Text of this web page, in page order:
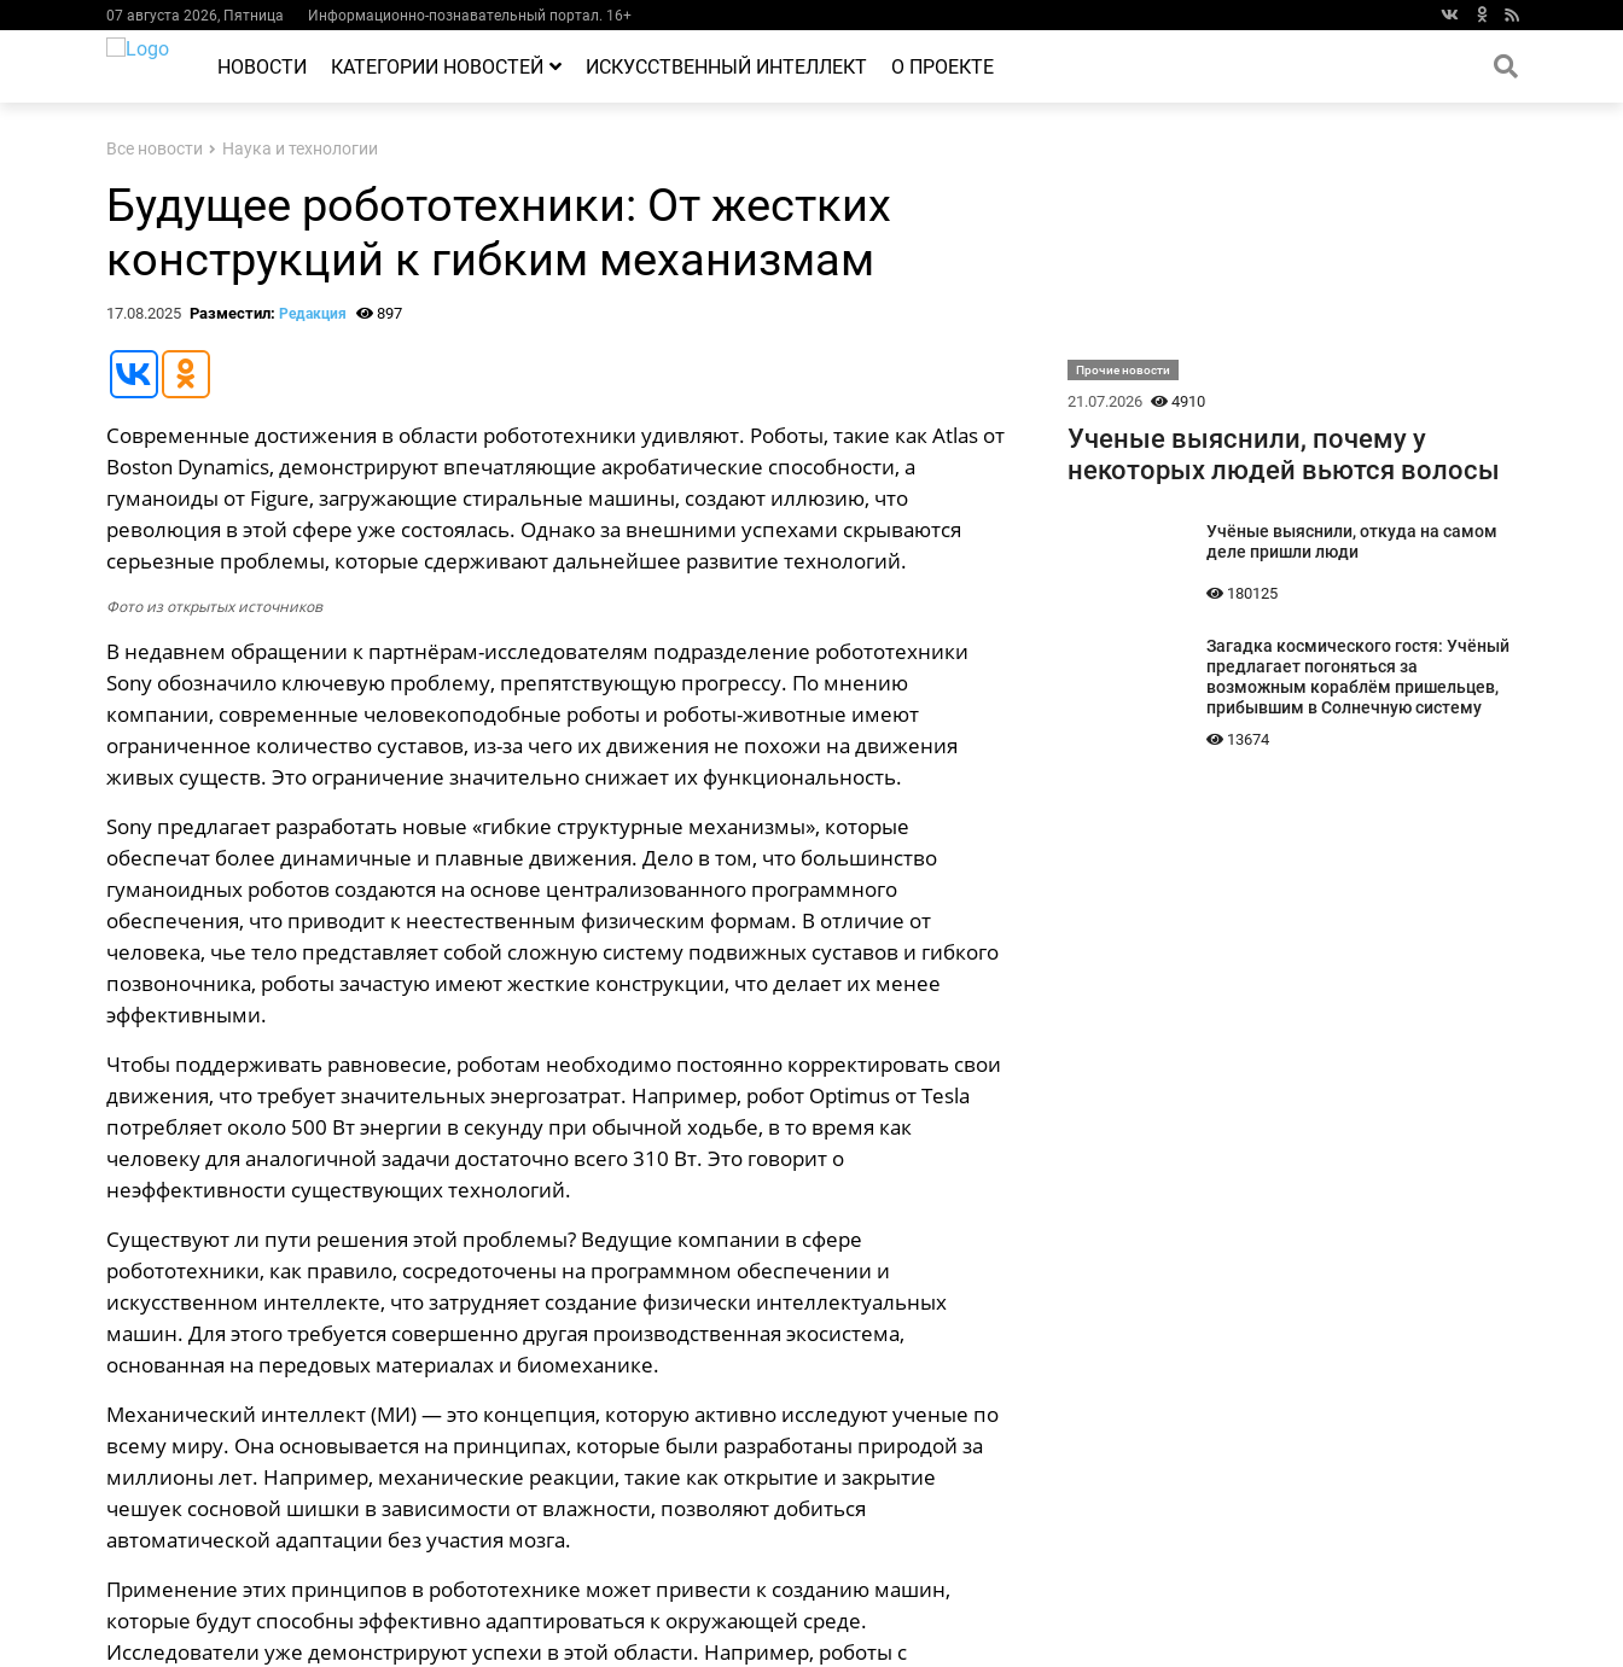
07 августа 2026, Пятница Информационно-познавательный портал. 16+
НОВОСТИ КАТЕГОРИИ НОВОСТЕЙ ИСКУССТВЕННЫЙ ИНТЕЛЛЕКТ О ПРОЕКТЕ
Все новости Наука и технологии
Будущее робототехники: От жестких
конструкций к гибким механизмам
17.08.2025 Разместил: Редакция 897
Современные достижения в области робототехники удивляют. Роботы, такие как Atlas от
Boston Dynamics, демонстрируют впечатляющие акробатические способности, а
гуманоиды от Figure, загружающие стиральные машины, создают иллюзию, что
революция в этой сфере уже состоялась. Однако за внешними успехами скрываются
серьезные проблемы, которые сдерживают дальнейшее развитие технологий.
Фото из открытых источников
В недавнем обращении к партнёрам-исследователям подразделение робототехники
Sony обозначило ключевую проблему, препятствующую прогрессу. По мнению
компании, современные человекоподобные роботы и роботы-животные имеют
ограниченное количество суставов, из-за чего их движения не похожи на движения
живых существ. Это ограничение значительно снижает их функциональность.
Sony предлагает разработать новые «гибкие структурные механизмы», которые
обеспечат более динамичные и плавные движения. Дело в том, что большинство
гуманоидных роботов создаются на основе централизованного программного
обеспечения, что приводит к неестественным физическим формам. В отличие от
человека, чье тело представляет собой сложную систему подвижных суставов и гибкого
позвоночника, роботы зачастую имеют жесткие конструкции, что делает их менее
эффективными.
Чтобы поддерживать равновесие, роботам необходимо постоянно корректировать свои
движения, что требует значительных энергозатрат. Например, робот Optimus от Tesla
потребляет около 500 Вт энергии в секунду при обычной ходьбе, в то время как
человеку для аналогичной задачи достаточно всего 310 Вт. Это говорит о
неэффективности существующих технологий.
Существуют ли пути решения этой проблемы? Ведущие компании в сфере
робототехники, как правило, сосредоточены на программном обеспечении и
искусственном интеллекте, что затрудняет создание физически интеллектуальных
машин. Для этого требуется совершенно другая производственная экосистема,
основанная на передовых материалах и биомеханике.
Механический интеллект (МИ) — это концепция, которую активно исследуют ученые по
всему миру. Она основывается на принципах, которые были разработаны природой за
миллионы лет. Например, механические реакции, такие как открытие и закрытие
чешуек сосновой шишки в зависимости от влажности, позволяют добиться
автоматической адаптации без участия мозга.
Применение этих принципов в робототехнике может привести к созданию машин,
которые будут способны эффективно адаптироваться к окружающей среде.
Исследователи уже демонстрируют успехи в этой области. Например, роботы с
Прочие новости
21.07.2026 4910
Ученые выяснили, почему у
некоторых людей вьются волосы
Учёные выяснили, откуда на самом
деле пришли люди
180125
Загадка космического гостя: Учёный
предлагает погоняться за
возможным кораблём пришельцев,
прибывшим в Солнечную систему
13674